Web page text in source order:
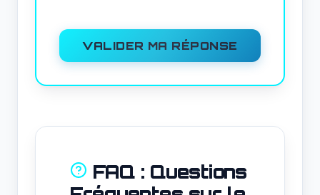
VALIDER MA RÉPONSE
FAQ : Questions